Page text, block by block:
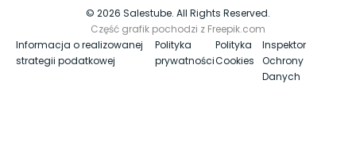
© 2026 Salestube. All Rights Reserved.
Część grafik pochodzi z Freepik.com
Informacja o realizowanej
strategii podatkowej
Polityka
prywatności
Polityka
Cookies
Inspektor
Ochrony
Danych